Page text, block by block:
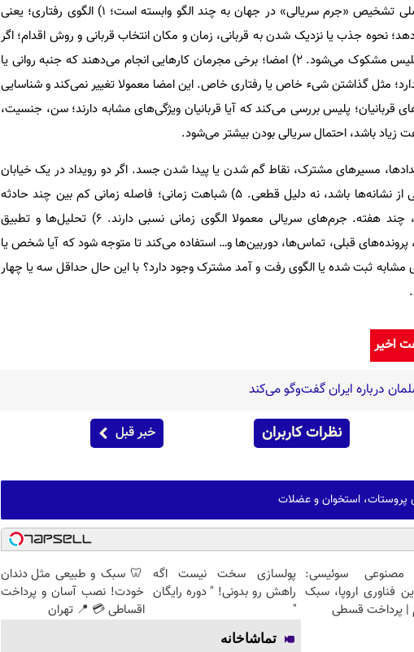
همچنین طبق دیگر بررسی‌ معیارهای اصلی تشخیص «جرم سریالی» در جهان به چند الگو وابسته است؛ ۱) الگوی رفتاری؛ یعنی
نحوه جذب یا نزدیک شدن به قربانی، زمان و مکان انتخاب قربانی و روش اقدام؛ اگر
این الگوها بین چند حادثه شبیه باشد، پلیس مشکوک می‌شود. ۲) امضا؛ برخی مجرمان کارهایی انجام می‌دهند که جنبه روانی یا
مثل گذاشتن شیء خاص یا رفتاری خاص. این امضا معمولا تغییر نمی‌کند و شناسایی
شباهت ویژگی‌های قربانیان؛ پلیس بررسی می‌کند که آیا قربانیان ویژگی‌های مشابه دارند؛ سن، جنسیت،
زیاد باشد، احتمال سریالی بودن بیشتر می‌شود.
مسیرهای مشترک، نقاط گم شدن یا پیدا شدن جسد. اگر دو رویداد در یک خیابان
یا محله مشابه باشند، فقط می‌تواند یکی از نشانه‌ها باشد، نه دلیل قطعی. ۵) شباهت زمانی؛ فاصله زمانی کم بین چند حادثه
می‌تواند حساسیت ایجاد کند؛ چند روز، چند هفته. جرم‌های سریالی معمولا الگوی زمانی نسبی دارند. ۶) تحلیل‌ها و تطبیق
پرونده‌های قبلی، تماس‌ها، دوربین‌ها و… استفاده می‌کند تا متوجه شود که آیا شخص یا
ثبت شده یا الگوی رفت و آمد مشترک وجود دارد؟ با این حال حداقل سه یا چهار
اخیر
درباره ایران گفت‌وگو می‌کند
نظرات کاربران خبر قبل
مصنوعی سوئیسی:
فناوری اروپا، سبک
| پرداخت قسطی
پولسازی سخت نیست اگه
راهش رو بدونی! " دوره رایگان
"
🦷 سبک و طبیعی مثل دندان
خودت! نصب آسان و پرداخت
اقساطی 💳 📍 تهران
تماشاخانه